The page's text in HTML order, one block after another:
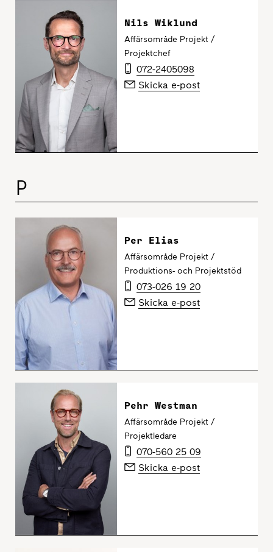
Nils Wiklund
Affärsområde Projekt /
Projektchef
072-2405098
Skicka e-post
P
Per Elias
Affärsområde Projekt /
Produktions- och Projektstöd
073-026 19 20
Skicka e-post
Pehr Westman
Affärsområde Projekt /
Projektledare
070-560 25 09
Skicka e-post